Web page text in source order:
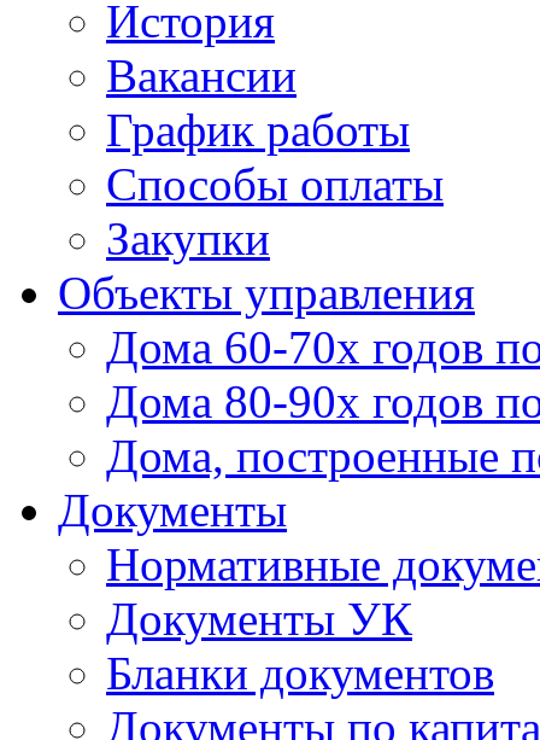
История
Вакансии
График работы
Способы оплаты
Закупки
Объекты управления
Дома 60-70х годов
Дома 80-90х годов
Дома, построенные
Документы
Нормативные
Документы УК
Бланки документов
Документы по